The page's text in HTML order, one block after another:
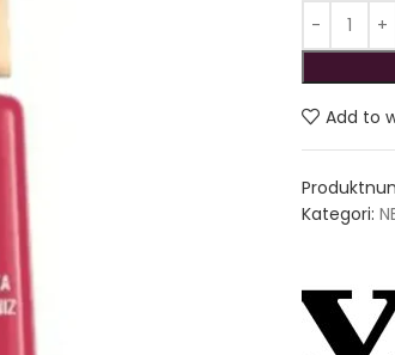
Add to
Kategori: